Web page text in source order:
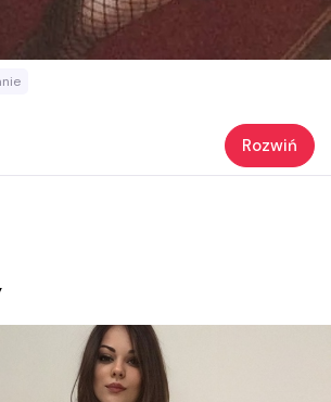
Rozwiń